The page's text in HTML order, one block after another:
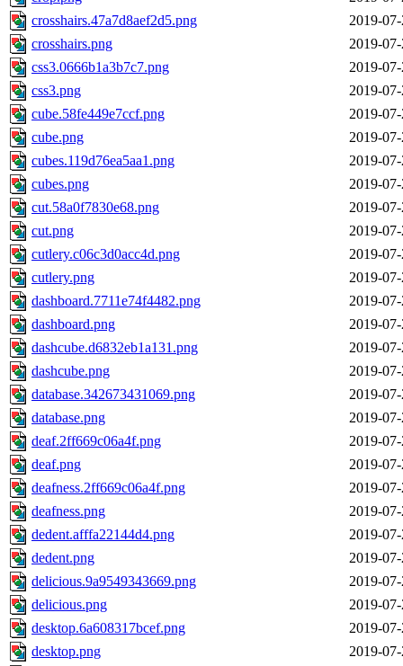
crosshairs.47a7d8aef2d5.png
2019-
crosshairs.png
2019-
css3.0666b1a3b7c7.png
2019-
css3.png
2019-
cube.58fe449e7ccf.png
2019-
cube.png
2019-
cubes.119d76ea5aa1.png
2019-
cubes.png
2019-
cut.58a0f7830e68.png
2019-
cut.png
2019-
cutlery.c06c3d0acc4d.png
2019-
cutlery.png
2019-
dashboard.7711e74f4482.png
2019-
dashboard.png
2019-
dashcube.d6832eb1a131.png
2019-
dashcube.png
2019-
database.342673431069.png
2019-
database.png
2019-
deaf.2ff669c06a4f.png
2019-
deaf.png
2019-
deafness.2ff669c06a4f.png
2019-
deafness.png
2019-
dedent.afffa22144d4.png
2019-
dedent.png
2019-
delicious.9a9549343669.png
2019-
delicious.png
2019-
desktop.6a608317bcef.png
2019-
desktop.png
2019-